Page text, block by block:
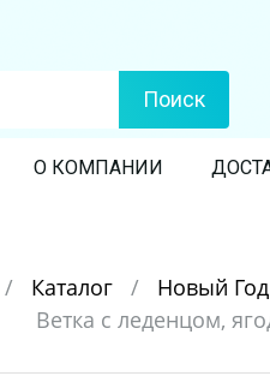
Поиск
О КОМПАНИИ
/ Каталог / Новый Год
Ветка с леденцом,